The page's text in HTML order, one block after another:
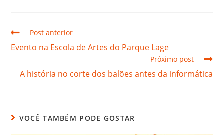
Post anterior
Evento na Escola de Artes do Parque Lage
Próximo post
A história no corte dos balões antes da informática
VOCÊ TAMBÉM PODE GOSTAR